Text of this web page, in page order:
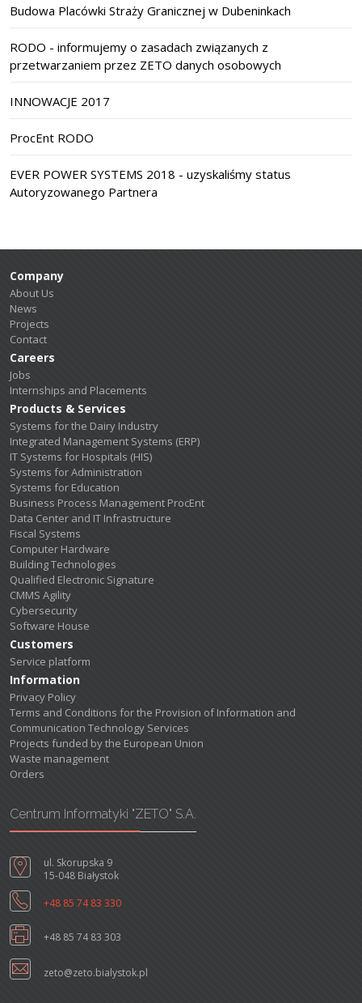
Budowa Placówki Straży Granicznej w Dubeninkach
RODO - informujemy o zasadach związanych z
przetwarzaniem przez ZETO danych osobowych
INNOWACJE 2017
ProcEnt RODO
EVER POWER SYSTEMS 2018 - uzyskaliśmy status
Autoryzowanego Partnera
Company
About Us
News
Projects
Contact
Careers
Jobs
Internships and Placements
Products & Services
Systems for the Dairy Industry
Integrated Management Systems (ERP)
IT Systems for Hospitals (HIS)
Systems for Administration
Systems for Education
Business Process Management ProcEnt
Data Center and IT Infrastructure
Fiscal Systems
Computer Hardware
Building Technologies
Qualified Electronic Signature
CMMS Agility
Cybersecurity
Software House
Customers
Service platform
Information
Privacy Policy
Terms and Conditions for the Provision of Information and
Communication Technology Services
Projects funded by the European Union
Waste management
Orders
Centrum Informatyki "ZETO" S.A.
ul. Skorupska 9
15-048 Białystok
+48 85 74 83 330
+48 85 74 83 303
zeto@zeto.bialystok.pl